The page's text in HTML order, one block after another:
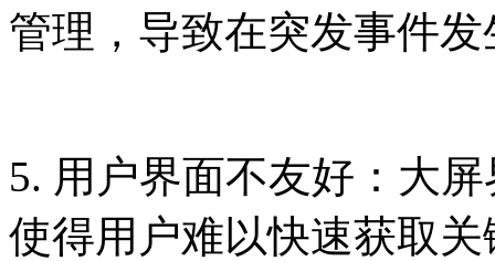
管理，导致在突发事
5. 用户界面不友好：大屏
使得用户难以快速获取